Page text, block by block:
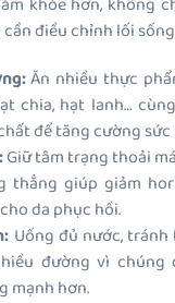
điều chỉnh lối
Ăn nhiều thực
chia, hạt lanh…
để tăng cường sức
Giữ tâm trạng thoải
thẳng giúp giảm
da phục hồi.
Uống đủ nước,
đường vì chúng
mạnh hơn.